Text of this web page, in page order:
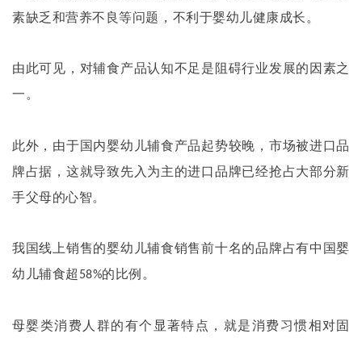
素缺乏和营养不良等问题，不利于婴幼儿健康成长。
由此可见，对辅食产品认知不足是阻碍行业发展的因素之
一。
此外，由于国内婴幼儿辅食产品起势较晚，市场被进口品
牌占据，这就导致先入为主的进口品牌已经抢占大部分新
手父母的心智。
我国线上销售的婴幼儿辅食销售前十名的品牌占有中国婴
幼儿辅食超 58%的比例。
母婴类消费人群的有个显著特点，就是消费习惯相对固